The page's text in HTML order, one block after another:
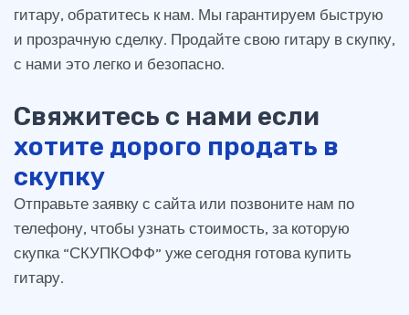
гитару, обратитесь к нам. Мы гарантируем быструю
и прозрачную сделку. Продайте свою гитару в скупку,
с нами это легко и безопасно.
Свяжитесь с нами если
хотите дорого продать в
скупку
Отправьте заявку с сайта или позвоните нам по
телефону, чтобы узнать стоимость, за которую
скупка “СКУПКОФФ” уже сегодня готова купить
гитару.